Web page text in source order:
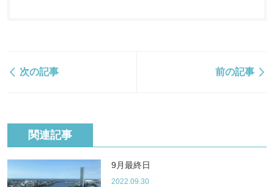
次の記事 前の記事
関連記事
9月最終日
2022.09.30